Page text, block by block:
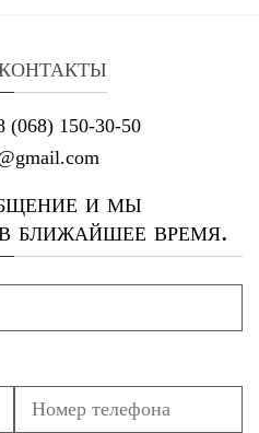
(068) 150-30-50
и мы
ближайшее время.